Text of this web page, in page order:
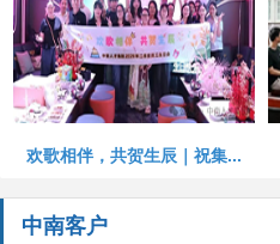
欢歌相伴，共贺生辰｜祝集...
中南客户